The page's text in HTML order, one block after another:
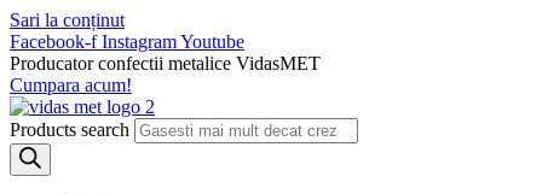
Sari la conținut
Facebook-f InstagramYoutube
Producator confectii metalice VidasMET
Cumpara acum!
Products search